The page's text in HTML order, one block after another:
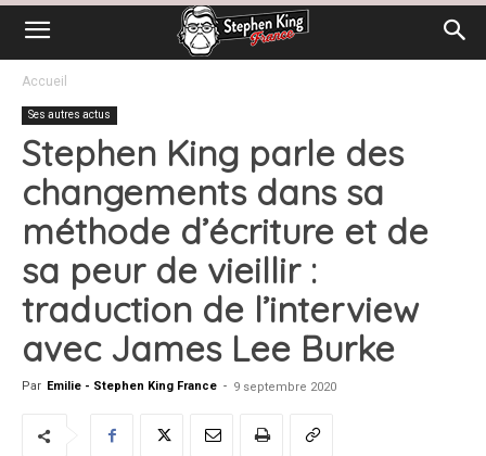
Accueil
Ses autres actus
Stephen King parle des
changements dans sa
méthode d’écriture et de
sa peur de vieillir :
traduction de l’interview
avec James Lee Burke
Par Emilie - Stephen King France - 9 septembre 2020